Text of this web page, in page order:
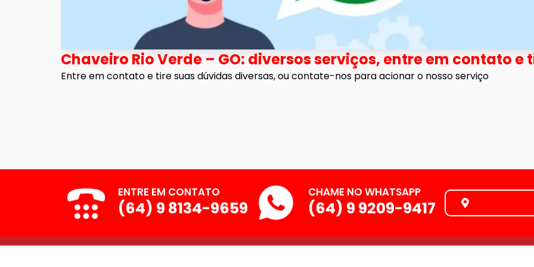
Chaveiro Rio Verde – GO: diversos serviços, entre em contato e
Entre em contato e tire suas dúvidas diversas, ou contate-nos para acionar o nosso serviço
ENTRE EM CONTATO
(64) 9 8134-9659
CHAME NO WHATSAPP
(64) 9 9209-9417